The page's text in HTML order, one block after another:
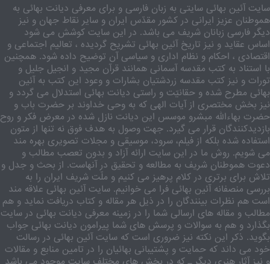
سایت آئین بهائی سایتی به زبان فارسی و برای معرفی دیانت بهائی به
هموطنان عزیز ایرانی در کشور مقدّس ایران و سایر نقاط جهان و نیز
دیگر فارسی زبانان شریف می باشد. در این سایت کوشش می شود
اساس عقاید و نیز تاریخ آئین بهائی تشریح گردیده ، تعالیم اجتماعی و
اقتصادی ، احکام و نظام اداری و سیاسی آن توضیح داده شود. همچنین
با استناد به کتب مقدسه آسمانی همانند قرآن مجید و انجیل جلیل و
تورات و نیز کتب مقدسه زردشتیان بشارات و وعود این کتب به آئین
بهائی مطرح شده و حقانیّت و راستی دیانت بهائی استدلال می گردد و
نیز بخش مختصری از آیات الهی که به وحی خداوند بر حضرت باب و
حضرت بهاءالله مبشرو موسس این دیانت نازل شده در معرض فکر و روح
بازدیدکنندگان قرار می گیرد. جهت وصول به هدف فوق نه تنها از متون
استفاده شده بلکه از فیلم، سرود، موسیقی و مجلات تصویری بهره مند
می شویم. روش ما در این سایت ارائه آزاد و بدون تعصب مطالب و
دعوت هموطنان شریف به مطالعه و تحقیق در آنهاست. از بحث و جدل و
تلاش برای برتری در کلام پرهیز می کنیم و ملّت شریف ایران را به
بررسی منصفانه آئین بهائی فرا می خوانیم. سایت آئین بهائی علاقه مند
است هم نظرات بینندگان را در ذیل هر مقاله و کتاب دریافت نماید و هم
مطالب و مقاله های ارسالی شما را در زمینه معرفی دیانت بهائی در سایت
بگذارد و هم به سوالات و پرسش های شما پیرامون دیانت بهائی جواب
بگوید. ذکر این نکته نیز ضروری است که سایت آئین بهائی در رسالت
خود می داند که حمایت و پشتیبانی بهائیان را در تامین منابع و مقالات